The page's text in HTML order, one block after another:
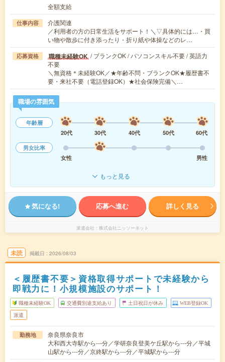
全額支給
仕事内容
介護関連
／利用者の方の日常生活をサポート！＼▽具体的には…・買
い物や散歩に付き添ったり・折り紙や体操などのレ…
応募資格 職種未経験OK / ブランクOK / パソコンスキル不要 / 英語力
不要
＼無資格＊未経験OK／★年齢不問・ブランクOK★履歴書不
要・来社不要（電話登録OK）★社会保険完備＼…
職場の雰囲気
年齢層
20代
30代 40代 50代
60代
男女比率
女性
男性
もっと見る
気になる! 応募へ進む 詳しく見る
派遣会社 株式会社ニッソーネット
未読 掲載日 2026/08/03
＜履歴書不要＞資格取得サポートで未経験から
即戦力に！小規模施設のサポート！
職種未経験OK 交通費別途支給あり 土日祝日が休み WEB登録OK
派遣
勤務地
奈良県奈良市
大和西大寺駅から---分／学研奈良登美ケ丘駅から---分／平城
山駅から---分／京終駅から---分／平城駅から---分